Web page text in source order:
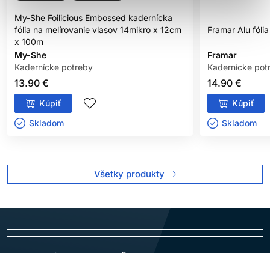
My-She Foilicious Embossed kadernícka
fólia na melírovanie vlasov 14mikro x 12cm
x 100m
My-She
Kadernícke potreby
13.90 €
Kúpiť
Skladom ㅤ
Framar Alu
Framar
Kadernícke
14.90 €
Kúpiť
Skladom ㅤ
Všetky produkty